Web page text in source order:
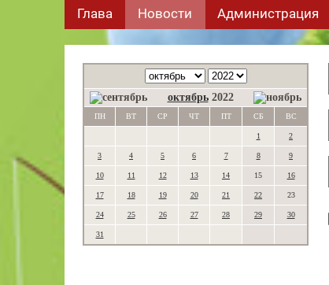
Глава Новости Администрация
октябрь 2022
ПН ВТ СР ЧТ ПТ СБ ВС
1 2
3 4 5 6 7 8 9
10 11 12 13 14 15 16
17 18 19 20 21 22 23
24 25 26 27 28 29 30
31